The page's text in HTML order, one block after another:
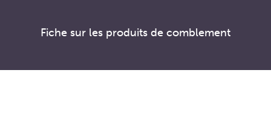
Fiche sur les produits de comblement